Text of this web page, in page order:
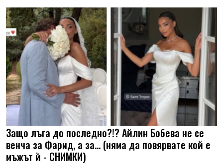
Защо лъга до последно?!? Айлин Бобева не се
венча за Фарид, а за... (няма да повярвате кой е
мъжът й - СНИМКИ)